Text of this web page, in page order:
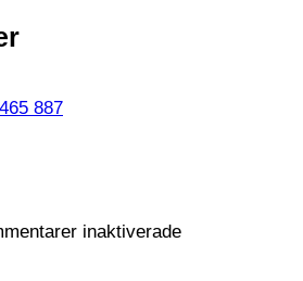
887
inaktiveradeför